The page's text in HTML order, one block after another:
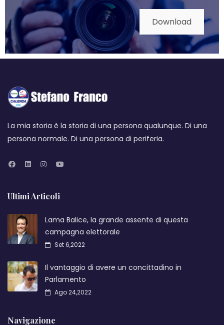
Download
La mia storia è la storia di una persona qualunque. Di una
persona normale. Di una persona di periferia.
Ultimi Articoli
Lama Balice, la grande assente di questa
campagna elettorale
Set 6,2022
Il vantaggio di avere un concittadino in
Parlamento
Ago 24,2022
Navigazione